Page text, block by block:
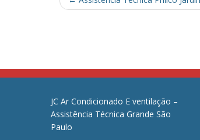
JC Ar Condicionado E ventilação –
Assistência Técnica Grande São
Paulo